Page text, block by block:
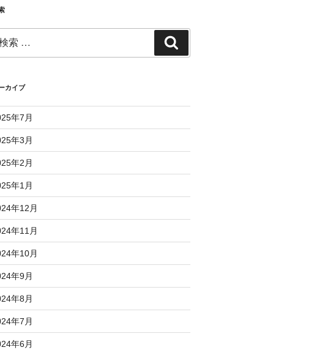
:
索
カイブ
年7月
年3月
年2月
年1月
年12月
年11月
年10月
年9月
年8月
年7月
年6月